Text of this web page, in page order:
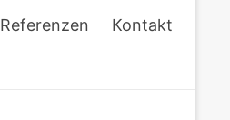
Referenzen Kontakt